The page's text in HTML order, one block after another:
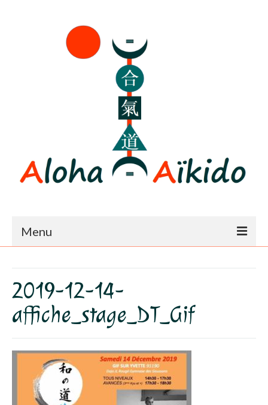
Menu
Dojo
Horaires – Adresse
Tarifs – Inscription
L’association
Aïkido
2019-12-14-
affiche_stage_DT_Gif